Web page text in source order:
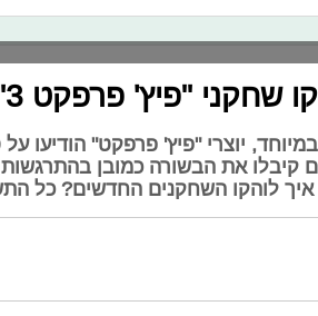
שחקני "פיץ' פרפקט 3"?
יוצרי "פיץ' פרפקט" הודיעו
את הבשורה כמובן בהתרגשות
איך לוהקו השחקנים החדשים? כל